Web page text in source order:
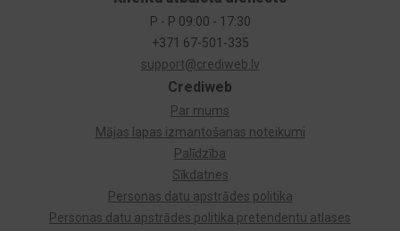
Crediweb
Par mums
Mājas lapas izmantošanas noteikumi
Palīdzība
Sīkdatnes
Personas datu apstrādes politika
Personas datu apstrādes politika pretendentu atlases
P - P 09:00 - 17:30
+371 67-501-335
support@crediweb.lv